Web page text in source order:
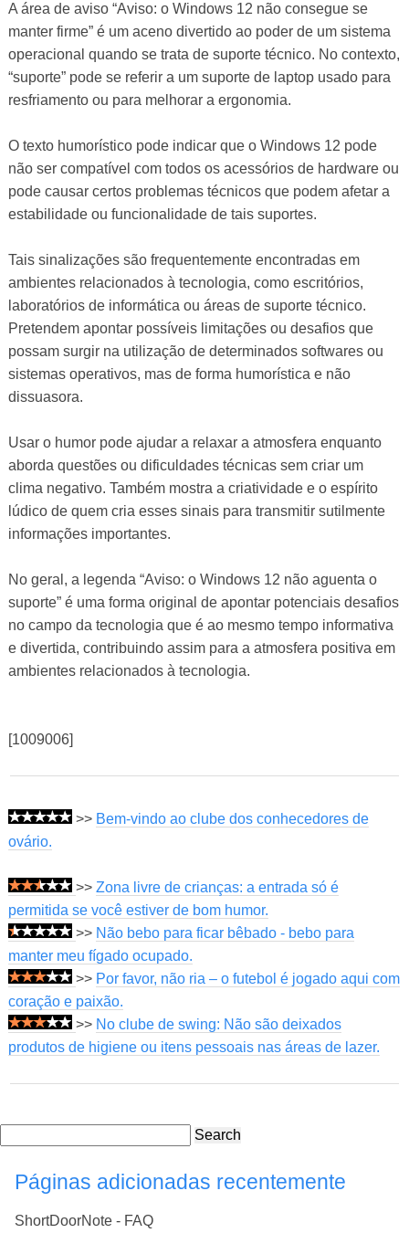
A área de aviso “Aviso: o Windows 12 não consegue se
manter firme” é um aceno divertido ao poder de um sistema
operacional quando se trata de suporte técnico. No contexto,
“suporte” pode se referir a um suporte de laptop usado para
resfriamento ou para melhorar a ergonomia.
O texto humorístico pode indicar que o Windows 12 pode
não ser compatível com todos os acessórios de hardware ou
pode causar certos problemas técnicos que podem afetar a
estabilidade ou funcionalidade de tais suportes.
Tais sinalizações são frequentemente encontradas em
ambientes relacionados à tecnologia, como escritórios,
laboratórios de informática ou áreas de suporte técnico.
Pretendem apontar possíveis limitações ou desafios que
possam surgir na utilização de determinados softwares ou
sistemas operativos, mas de forma humorística e não
dissuasora.
Usar o humor pode ajudar a relaxar a atmosfera enquanto
aborda questões ou dificuldades técnicas sem criar um
clima negativo. Também mostra a criatividade e o espírito
lúdico de quem cria esses sinais para transmitir sutilmente
informações importantes.
No geral, a legenda “Aviso: o Windows 12 não aguenta o
suporte” é uma forma original de apontar potenciais desafios
no campo da tecnologia que é ao mesmo tempo informativa
e divertida, contribuindo assim para a atmosfera positiva em
ambientes relacionados à tecnologia.
[1009006]
>> Bem-vindo ao clube dos conhecedores de
ovário.
>> Zona livre de crianças: a entrada só é
permitida se você estiver de bom humor.
>> Não bebo para ficar bêbado - bebo para
manter meu fígado ocupado.
>> Por favor, não ria – o futebol é jogado aqui com
coração e paixão.
>> No clube de swing: Não são deixados
produtos de higiene ou itens pessoais nas áreas de lazer.
Search
Páginas adicionadas recentemente
ShortDoorNote - FAQ